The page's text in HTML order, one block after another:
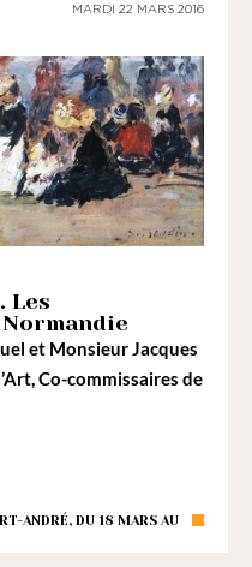
MARDI 22 MARS 2016
Les
et Monsieur Jacques
Co-commissaires de
ANDRÉ, DU 18 MARS AU